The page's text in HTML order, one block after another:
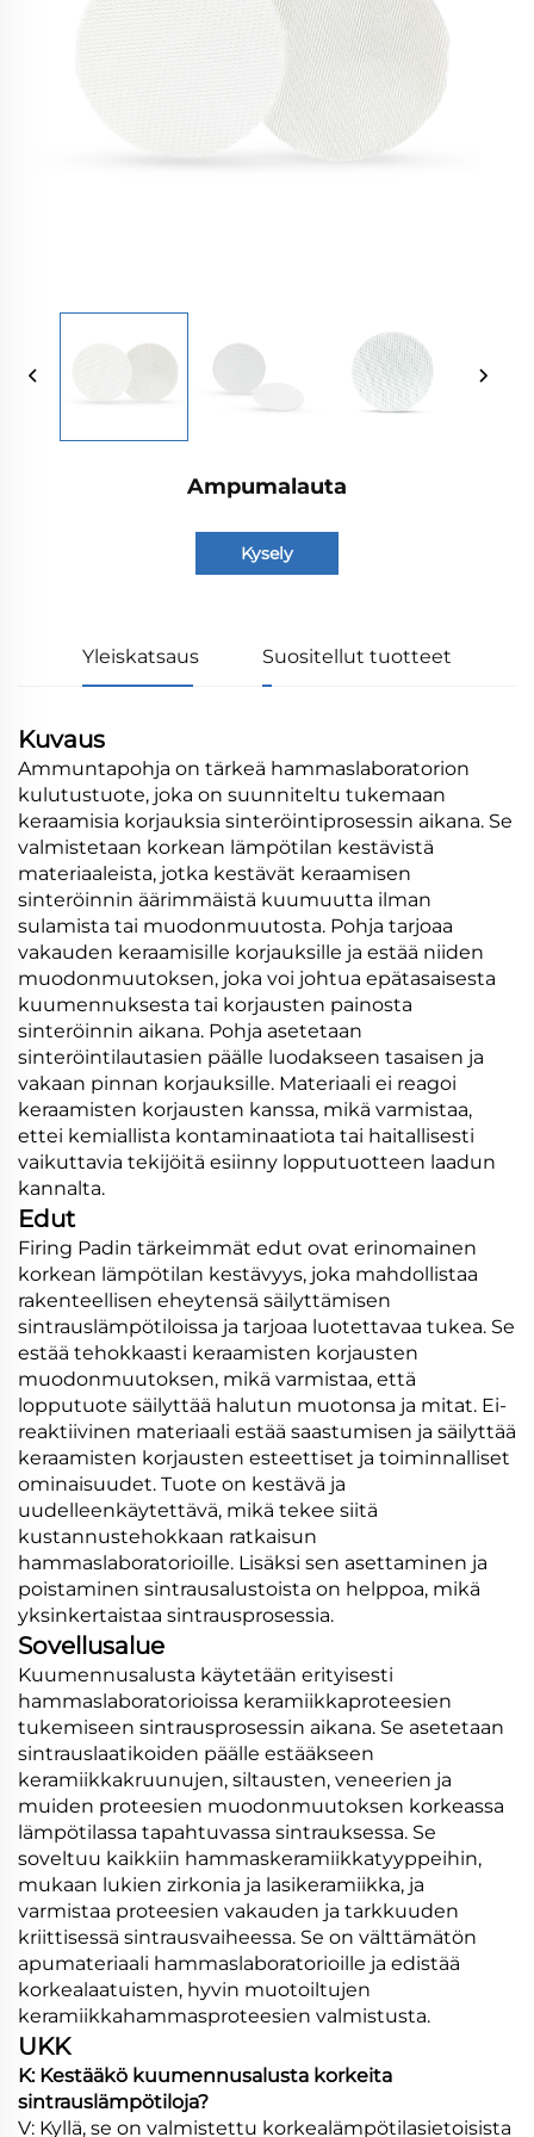
Ampumalauta
Kysely
Yleiskatsaus Suositellut tuotteet
Kuvaus
Ammuntapohja on tärkeä hammaslaboratorion
kulutustuote, joka on suunniteltu tukemaan
keraamisia korjauksia sinteröintiprosessin aikana. Se
valmistetaan korkean lämpötilan kestävistä
materiaaleista, jotka kestävät keraamisen
sinteröinnin äärimmäistä kuumuutta ilman
sulamista tai muodonmuutosta. Pohja tarjoaa
vakauden keraamisille korjauksille ja estää niiden
muodonmuutoksen, joka voi johtua epätasaisesta
kuumennuksesta tai korjausten painosta
sinteröinnin aikana. Pohja asetetaan
sinteröintilautasien päälle luodakseen tasaisen ja
vakaan pinnan korjauksille. Materiaali ei reagoi
keraamisten korjausten kanssa, mikä varmistaa,
ettei kemiallista kontaminaatiota tai haitallisesti
vaikuttavia tekijöitä esiinny lopputuotteen laadun
kannalta.
Edut
Firing Padin tärkeimmät edut ovat erinomainen
korkean lämpötilan kestävyys, joka mahdollistaa
rakenteellisen eheytensä säilyttämisen
sintrauslämpötiloissa ja tarjoaa luotettavaa tukea. Se
estää tehokkaasti keraamisten korjausten
muodonmuutoksen, mikä varmistaa, että
lopputuote säilyttää halutun muotonsa ja mitat. Ei-
reaktiivinen materiaali estää saastumisen ja säilyttää
keraamisten korjausten esteettiset ja toiminnalliset
ominaisuudet. Tuote on kestävä ja
uudelleenkäytettävä, mikä tekee siitä
kustannustehokkaan ratkaisun
hammaslaboratorioille. Lisäksi sen asettaminen ja
poistaminen sintrausalustoista on helppoa, mikä
yksinkertaistaa sintrausprosessia.
Sovellusalue
Kuumennusalusta käytetään erityisesti
hammaslaboratorioissa keramiikkaproteesien
tukemiseen sintrausprosessin aikana. Se asetetaan
sintrauslaatikoiden päälle estääkseen
keramiikkakruunujen, siltausten, veneerien ja
muiden proteesien muodonmuutoksen korkeassa
lämpötilassa tapahtuvassa sintrauksessa. Se
soveltuu kaikkiin hammaskeramiikkatyyppeihin,
mukaan lukien zirkonia ja lasikeramiikka, ja
varmistaa proteesien vakauden ja tarkkuuden
kriittisessä sintrausvaiheessa. Se on välttämätön
apumateriaali hammaslaboratorioille ja edistää
korkealaatuisten, hyvin muotoiltujen
keramiikkahammasproteesien valmistusta.
UKK
K: Kestääkö kuumennusalusta korkeita
sintrauslämpötiloja?
V: Kyllä, se on valmistettu korkealämpötilasietoisista